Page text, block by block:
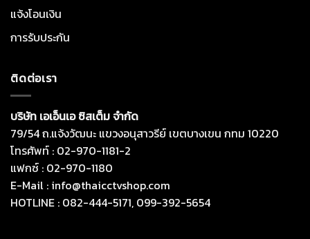
แจ้งโอนเงิน
การรับประกัน
ติดต่อเรา
บริษัท เอเอ็นเอ ซิสเต็ม จำกัด
79/54 ถ.แจ้งวัฒนะ แขวงอนุสาวรีย์ เขตบางเขน กทม 10220
โทรศัพท์ : 02-970-1181-2
แฟกซ์ : 02-970-1180
E-Mail : info@thaicctvshop.com
HOTLINE : 082-444-5171, 099-392-5654